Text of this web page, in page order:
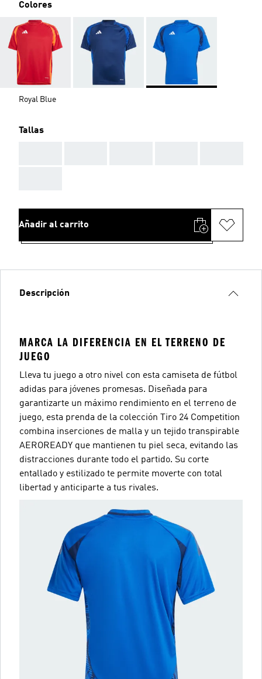
Colores
Royal Blue
Tallas
Añadir al carrito
Descripción
MARCA LA DIFERENCIA EN EL TERRENO DE
JUEGO
Lleva tu juego a otro nivel con esta camiseta de fútbol
adidas para jóvenes promesas. Diseñada para
garantizarte un máximo rendimiento en el terreno de
juego, esta prenda de la colección Tiro 24 Competition
combina inserciones de malla y un tejido transpirable
AEROREADY que mantienen tu piel seca, evitando las
distracciones durante todo el partido. Su corte
entallado y estilizado te permite moverte con total
libertad y anticiparte a tus rivales.